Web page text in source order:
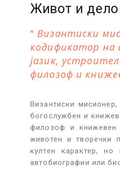
Живот и дело
Византиски
кодификатор на
јазик,
филозоф и
Византиски
богослужбен и
филозоф и книжевен
животен и творечки
култен карактер,
автобиографии или